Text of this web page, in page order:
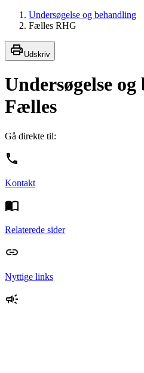
Undersøgelse og behandling
Fælles RHG
Udskriv
Undersøgelse
Fælles
Gå direkte til:
Kontakt
Relaterede sider
Nyttige links